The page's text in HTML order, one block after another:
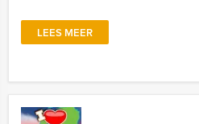
LEES MEER